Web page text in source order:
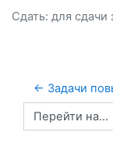
Сдать: для
← Задачи
Перейти на...